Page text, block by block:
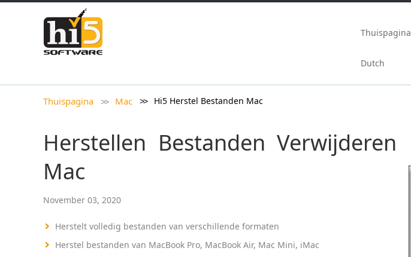
Thuispagina
Dutch
Thuispagina Mac Hi5 Herstel Bestanden Mac
Herstellen Bestanden Verwijderen
Mac
November 03, 2020
Herstelt volledig bestanden van verschillende formaten
Herstel bestanden van MacBook Pro, MacBook Air, Mac Mini, iMac